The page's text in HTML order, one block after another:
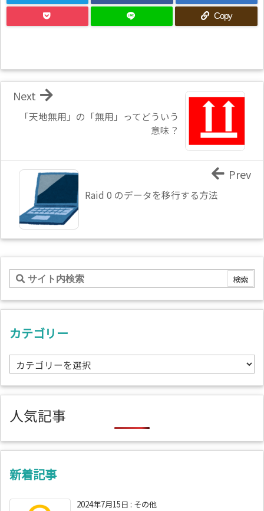
Copy
「天地無用」の「無用」ってどういう
意味？
Next
Raid 0 のデータを移行する方法
Prev
カテゴリー
カ
テ
ゴ
ー
人気記事
新着記事
2024年7月15日 : その他